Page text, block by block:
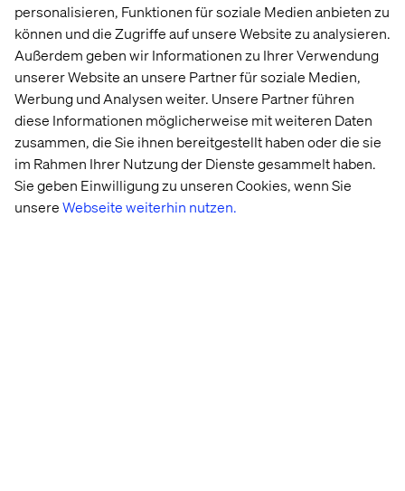
personalisieren, Funktionen für soziale Medien anbieten zu
können und die Zugriffe auf unsere Website zu analysieren.
Außerdem geben wir Informationen zu Ihrer Verwendung
unserer Website an unsere Partner für soziale Medien,
Werbung und Analysen weiter. Unsere Partner führen
diese Informationen möglicherweise mit weiteren Daten
zusammen, die Sie ihnen bereitgestellt haben oder die sie
im Rahmen Ihrer Nutzung der Dienste gesammelt haben.
Sie geben Einwilligung zu unseren Cookies, wenn Sie
unsereWebseite weiterhin nutzen.
Als Netzwerk von mehr als 3.700 Innovatoren,
Designern, Marketingexperten, Kreativen und
Entwicklern, ist Valtech mit Büros in 18 Ländern
(Argentinien, Brasilien, China, Dänemark, Deutschland,
Frankreich, Großbritannien, Indien, Kanada, Mexiko,
Niederlande, Nordmazedonien, Schweden, Schweiz,
Singapur, Ukraine, USA, Vereinigte Arabische Emirate)
auf vier Kontinenten vertreten.
Während die Expertise in den Bereichen Experience
Design, Technologie und Marketing liegt, gilt die